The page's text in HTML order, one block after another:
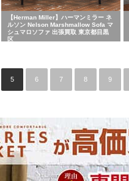
【Herman Miller】ハーマンミラー ネ
ルソン Nelson Marshmallow Sofa マ
シュマロソファ 出張買取 東京都目黒
区
5 6 7 8 9